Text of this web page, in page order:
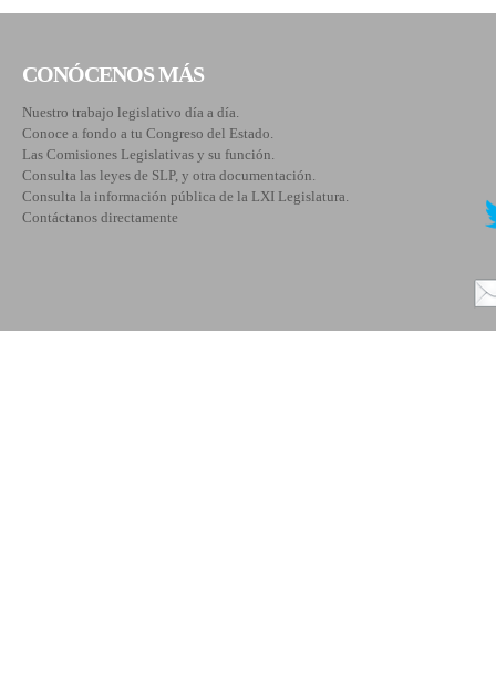
CONÓCENOS MÁS
Nuestro trabajo legislativo día a día.
Conoce a fondo a tu Congreso del Estado.
Las Comisiones Legislativas y su función.
Consulta las leyes de SLP, y otra documentación.
Consulta la información pública de la LXI Legislatura.
Contáctanos directamente